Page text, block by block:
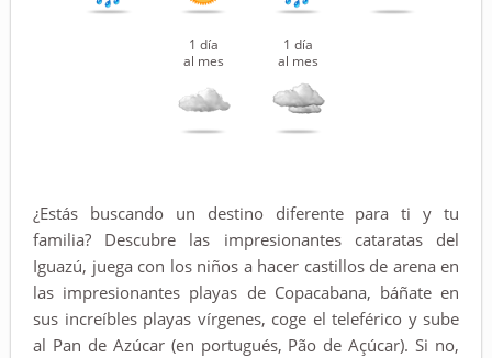
1 día
al mes
1 día
al mes
¿Estás buscando un destino diferente para ti y tu
familia? Descubre las impresionantes cataratas del
Iguazú, juega con los niños a hacer castillos de arena en
las impresionantes playas de Copacabana, báñate en
sus increíbles playas vírgenes, coge el teleférico y sube
al Pan de Azúcar (en portugués, Pão de Açúcar). Si no,